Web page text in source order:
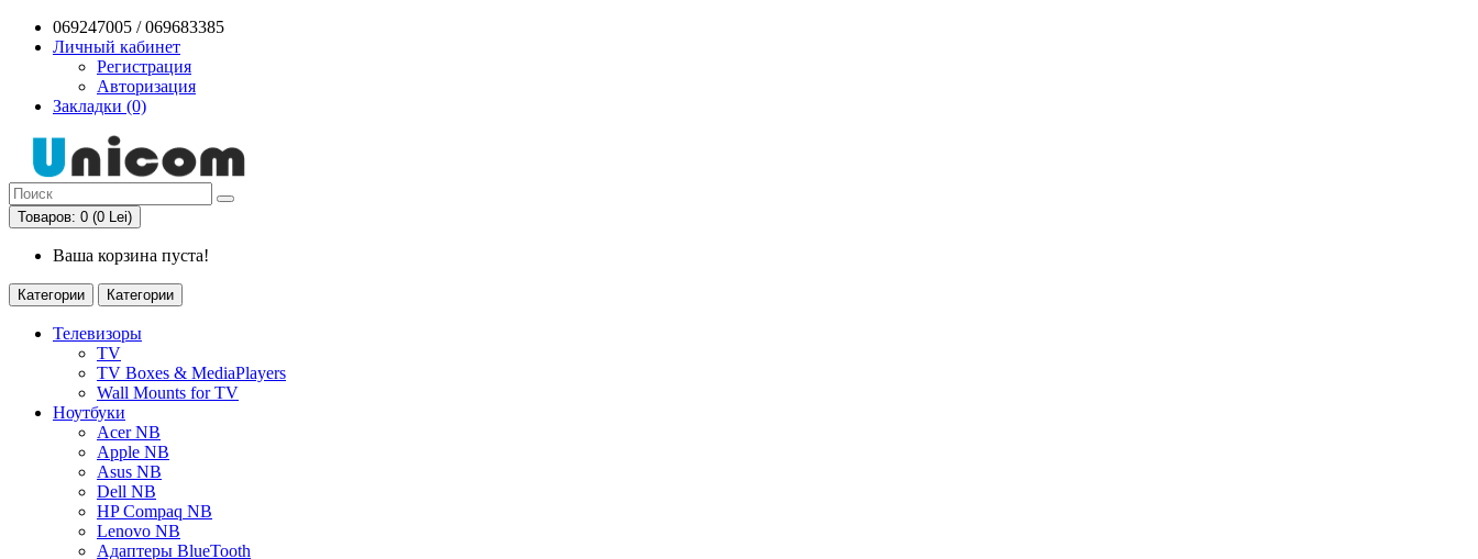
069247005 / 069683385
Личный кабинет
Регистрация
Авторизация
Закладки (0)
Товаров: 0 (0 Lei)
Ваша корзина пуста!
Категории Категории
Телевизоры
TV
TV Boxes & MediaPlayers
Wall Mounts for TV
Ноутбуки
Acer NB
Apple NB
Asus NB
Dell NB
HP Compaq NB
Lenovo NB
Адаптеры BlueTooth